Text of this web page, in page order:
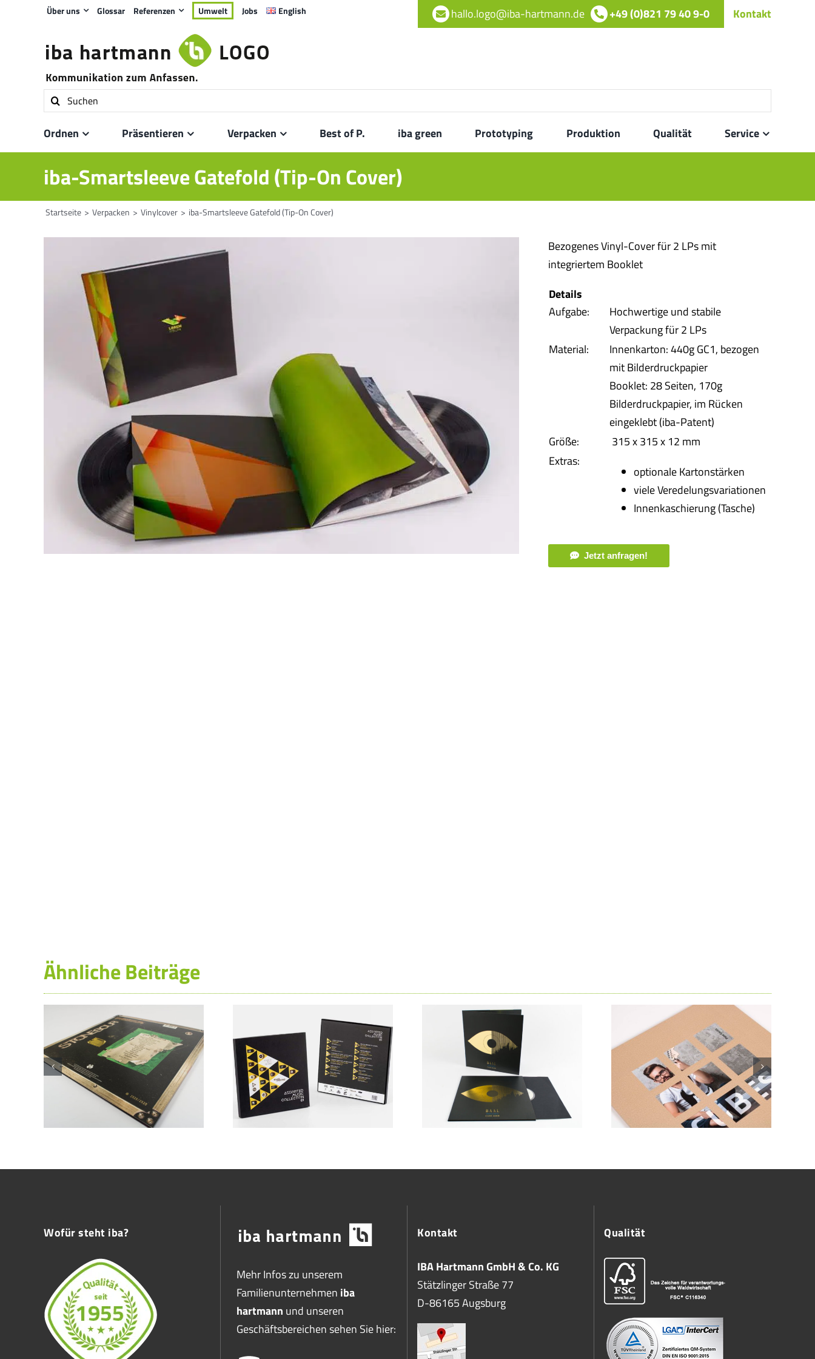
Über uns Glossar Referenzen Umwelt Jobs English hallo.logo@iba-hartmann.de +49 (0)821 79 40 9-0 Kontakt
Suche
nach:
Ordnen
Präsentieren Verpacken Best of P. iba green Prototyping Produktion Qualität Service
iba-Smartsleeve Gatefold (Tip-On Cover)
Startseite Verpacken Vinylcover iba-Smartsleeve Gatefold (Tip-On Cover)
Bezogenes Vinyl-Cover für 2 LPs mit
integriertem Booklet
Details
Aufgabe:
Hochwertige und stabile
Verpackung für 2 LPs
Material:
Innenkarton: 440g GC1, bezogen
mit Bilderdruckpapier
Booklet: 28 Seiten, 170g
Bilderdruckpapier, im Rücken
eingeklebt (iba-Patent)
Größe:
315 x 315 x 12 mm
Extras:
optionale Kartonstärken
viele Veredelungsvariationen
Innenkaschierung (Tasche)
Jetzt anfragen!
Ähnliche Beiträge
Wofür steht iba?
Mehr Infos zu unserem
Familienunternehmen iba
hartmann und unseren
Geschäftsbereichen sehen Sie hier:
Kontakt
IBA Hartmann GmbH & Co. KG
Stätzlinger Straße 77
D-86165 Augsburg
Qualität